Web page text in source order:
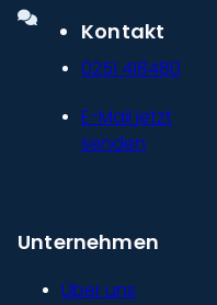
Kontakt
0251 418480
E-Mail jetzt
senden
Unternehmen
Über uns